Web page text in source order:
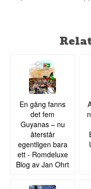
En gång fanns
det fem
Guyanas – nu
återstår
egentligen bara
ett - Romdeluxe
Blog av Jan Ohrt